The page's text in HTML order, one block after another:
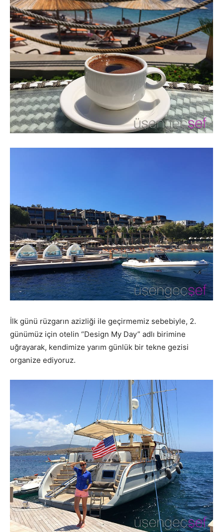
İlk günü rüzgarın azizliği ile geçirmemiz sebebiyle, 2.
günümüz için otelin “Design My Day” adlı birimine
uğrayarak, kendimize yarım günlük bir tekne gezisi
organize ediyoruz.